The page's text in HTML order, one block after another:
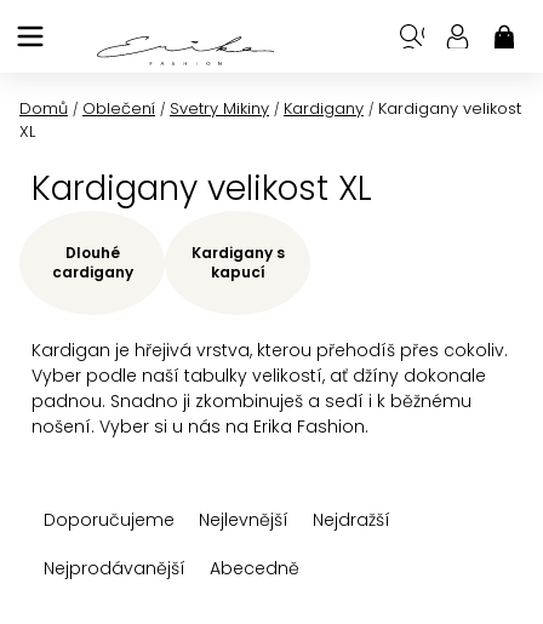
na
Domů / Oblečení / Svetry Mikiny / Kardigany / Kardigany velikost
XL
Kardigany velikost XL
Kardigan je hřejivá vrstva, kterou přehodíš přes cokoliv.
Vyber podle naší tabulky velikostí, ať džíny dokonale
padnou. Snadno ji zkombinuješ a sedí i k běžnému
nošení. Vyber si u nás na Erika Fashion.
Dlouhé
cardigany
Kardigany s
kapucí
aDoporučujeme Nejlevnější
Nejdražší
Nejprodávanější
Abecedně